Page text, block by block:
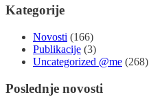
Kategorije
Novosti (166)
Publikacije (3)
Uncategorized @me (268)
Poslednje novosti